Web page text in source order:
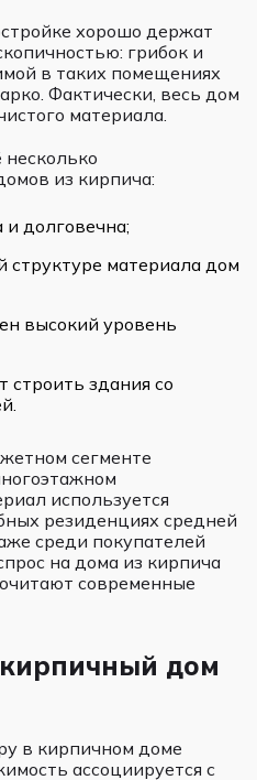
хорошо держат
грибок и
в таких помещениях
Фактически, весь дом
материала.
из кирпича:
долговечна;
структуре материала дом
высокий уровень
строить здания со
сегменте
используется
резиденциях средней
среди покупателей
на дома из кирпича
современные
дом
в кирпичном доме
ассоциируется с